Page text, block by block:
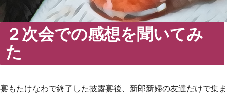
２次会での感想を聞いてみ
た
宴もたけなわで終了した披露宴後、新郎新婦の友達だけで集ま